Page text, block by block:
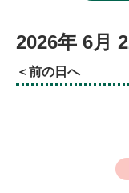
2026年 6月
前の日へ